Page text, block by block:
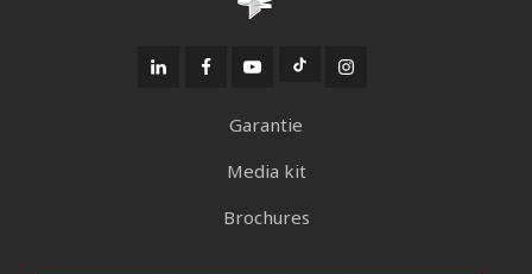
Garantie
Media kit
Brochures